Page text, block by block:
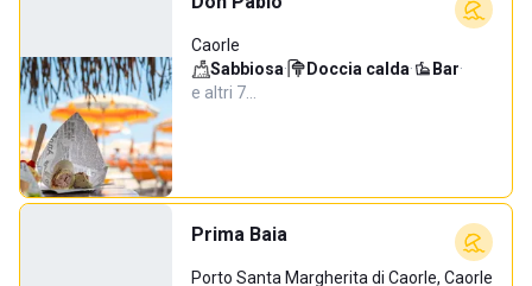
Caorle
Sabbiosa· Doccia calda· Bar·
e altri 7…
Prima Baia
Porto Santa Margherita di Caorle, Caorle